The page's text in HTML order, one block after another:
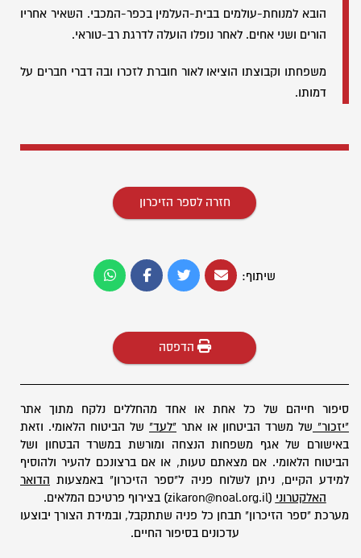
הובא למנוחת-עולמים בבית-העלמין בכפר-המכבי. השאיר אחריו
הורים ושני אחים. לאחר נופלו הועלה לדרגת רב-טוראי.
משפחתו וקבוצתו הוציאו לאור חוברת לזכרו ובה דברי חברים על
דמותו.
חזרה לספר הזיכרון
שיתוף:
הדפסה
סיפור חייהם של כל אחת או אחד מהחללים נלקח מתוך אתר
"יזכור" של משרד הביטחון או אתר "לעד" של הביטוח הלאומי. וזאת
באישורם של אגף משפחות הנצחה ומורשת במשרד הבטחון ושל
הביטוח הלאומי. אם מצאתם טעות, או אם ברצונכם להעיר ולהוסיף
למידע הקיים, ניתן לשלוח פניה ל"ספר הזיכרון" באמצעות הדואר
האלקטרוני (zikaron@noal.org.il) בצירוף פרטיכם המלאים.
מערכת "ספר הזיכרון" תבחן כל פניה שתתקבל, ובמידת הצורך יבוצעו
עדכונים בסיפור החיים.